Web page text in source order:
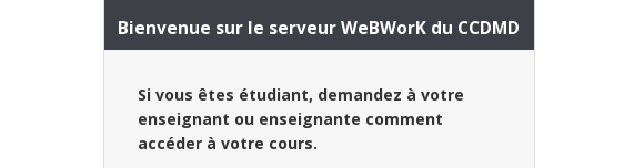
Bienvenue sur le serveur WeBWorK du CCDMD
Si vous êtes étudiant, demandez à votre
enseignant ou enseignante comment
accéder à votre cours.